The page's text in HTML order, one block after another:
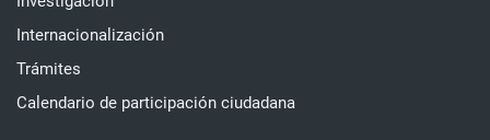
Internacionalización
Trámites
Calendario de participación ciudadana